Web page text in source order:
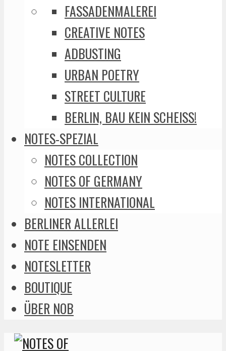
FASSADENMALEREI
CREATIVE NOTES
ADBUSTING
URBAN POETRY
STREET CULTURE
BERLIN, BAU KEIN SCHEISS!
NOTES-SPEZIAL
NOTES COLLECTION
NOTES OF GERMANY
NOTES INTERNATIONAL
BERLINER ALLERLEI
NOTE EINSENDEN
NOTESLETTER
BOUTIQUE
ÜBER NOB